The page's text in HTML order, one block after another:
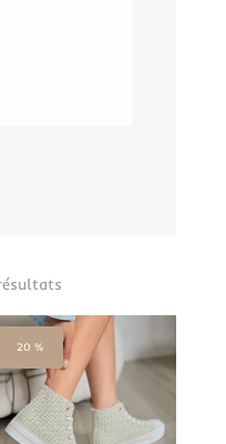
Trié
du
plus
récent
au
plus
20 %